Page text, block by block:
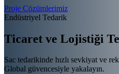
Proje Çözümlerimiz
Endüstriyel Tedarik
Ticaret ve Lojistiği
Sac tedarikinde hızlı sevkiyat ve
Global güvencesiyle yakalayın.